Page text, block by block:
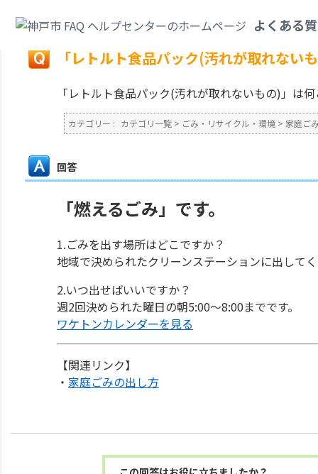
よくある
戻る
「レトルト食品パック(汚れが取れない
「レトルト食品パック(汚れが取れないもの)」は
カテゴリー : カテゴリ一覧 > ごみ・リサイクル・環境 > 家庭ご
回答
「燃えるごみ」です。
1.ごみを出す場所はどこですか？
地域で決められたクリーンステーションに出して
2.いつ出せばいいですか？
週2回決められた曜日の朝5:00～8:00までです。
ワケトンカレンダーを見る
【関連リンク】
・ 家庭ごみの出し方